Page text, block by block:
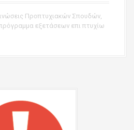
Προπτυχιακών Σπουδών,
εξετάσεων επι πτυχίω